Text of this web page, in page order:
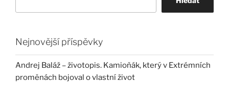
Nejnovější příspěvky
Andrej Baláž – životopis. Kamioňák, který v Extrémních
proměnách bojoval o vlastní život